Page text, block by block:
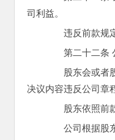
司利益。
违反前款规定
第二十二条 公
股东会或者股
决议内容违反公司章
股东依照前款
公司根据股东